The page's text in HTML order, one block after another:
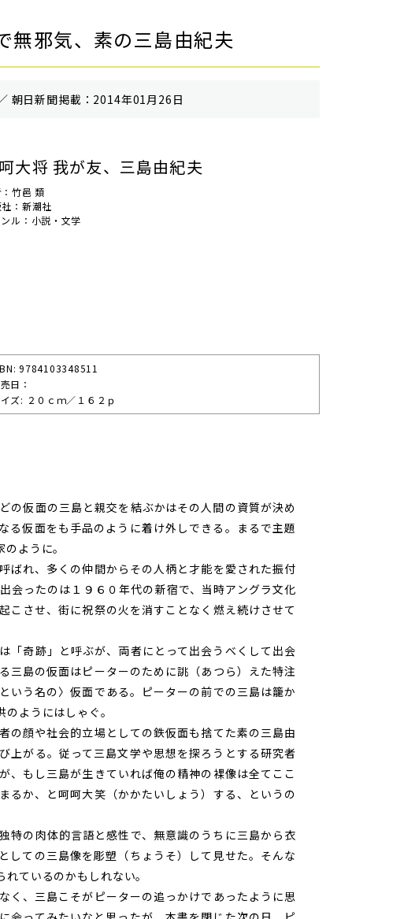
邪気、素の三島由紀夫
朝⽇新聞掲載：2014年01月26日
大将 我が友、三島由紀夫
竹邑 類
：新潮社
ル：小説・文学
9784103348511
⽇：
ズ: ２０ｃｍ／１６２ｐ
仮面の三島と親交を結ぶかはその人間の資質が決め
る仮面をも手品のように着け外しできる。まるで主題
ように。
れ、多くの仲間からその人柄と才能を愛された振付
会ったのは１９６０年代の新宿で、当時アングラ文化
こさせ、街に祝祭の火を消すことなく燃え続けさせて
奇跡」と呼ぶが、両者にとって出会うべくして出会
三島の仮面はピーターのために誂（あつら）えた特注
いう名の〉仮面である。ピーターの前での三島は籠か
ようにはしゃぐ。
顔や社会的立場としての鉄仮面も捨てた素の三島由
上がる。従って三島文学や思想を探ろうとする研究者
、もし三島が生きていれば俺の精神の裸像は全てここ
るか、と呵呵大笑（かかたいしょう）する、というの
の肉体的言語と感性で、無意識のうちに三島から衣
しての三島像を彫塑（ちょうそ）して見せた。そんな
ているのかもしれない。
、三島こそがピーターの追っかけであったように思